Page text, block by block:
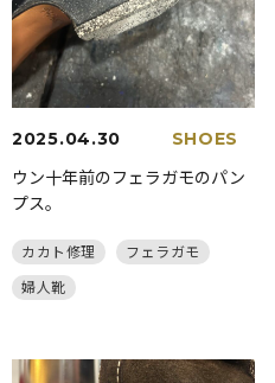
2025.04.30 SHOES
ウン十年前のフェラガモのパン
プス。
カカト修理
フェラガモ
婦人靴